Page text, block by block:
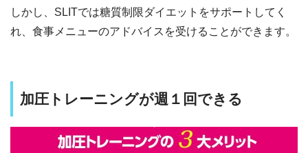
しかし、SLITでは糖質制限ダイエットをサポートしてく
れ、食事メニューのアドバイスを受けることができます。
加圧トレーニングが週１回できる